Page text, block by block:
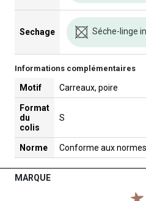
Sechage Séche-linge
Informations complémentaires
Motif Carreaux, poire
Format
du
colis
S
Norme Conforme aux
MARQUE